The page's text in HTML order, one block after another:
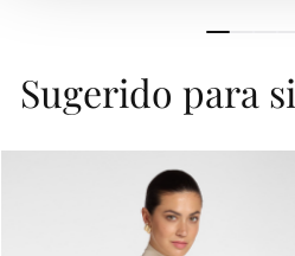
Sugerido para si